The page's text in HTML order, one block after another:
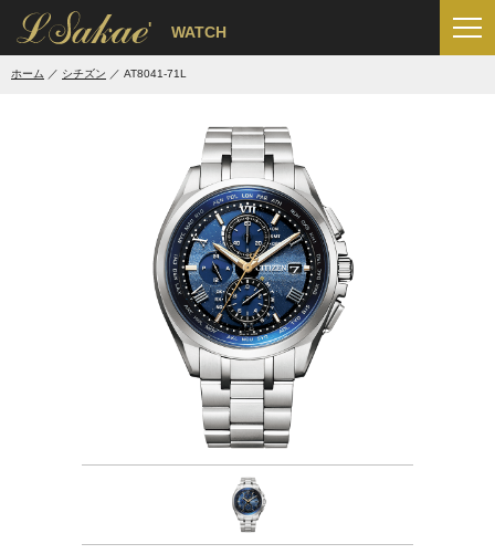
' WATCH
ホーム シチズン AT8041-71L